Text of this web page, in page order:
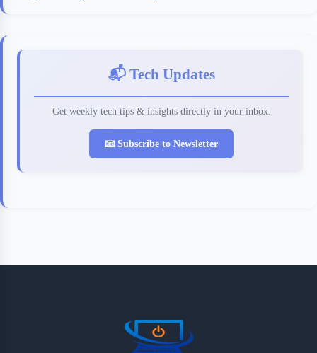
📬 Tech Updates
Get weekly tech tips & insights directly in your inbox.
📧 Subscribe to Newsletter